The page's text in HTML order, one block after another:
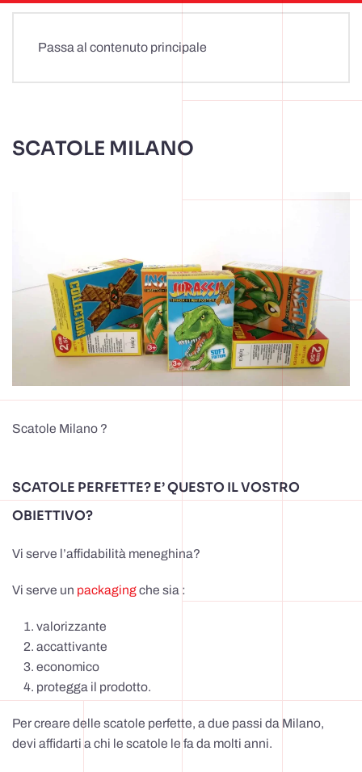
Passa al contenuto principale
SCATOLE MILANO
Scatole Milano ?
SCATOLE PERFETTE? E’ QUESTO IL VOSTRO
OBIETTIVO?
Vi serve l’affidabilità meneghina?
Vi serve un packagingche sia :
valorizzante
accattivante
economico
protegga il prodotto.
Per creare delle scatole perfette, a due passi da Milano,
devi affidarti a chi le scatole le fa da molti anni.